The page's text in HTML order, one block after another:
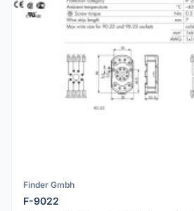
Finder Gmbh
F-9022